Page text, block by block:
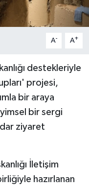
A- A+
destekleriyle
projesi,
bir araya
bir sergi
ziyaret
İletişim
hazırlanan